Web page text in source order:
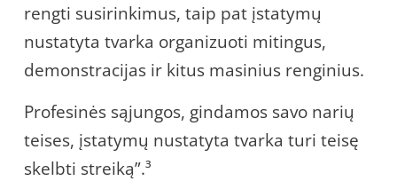
rengti susirinkimus, taip pat įstatymų
nustatyta tvarka organizuoti mitingus,
demonstracijas ir kitus masinius renginius.
Profesinės sąjungos, gindamos savo narių
teises, įstatymų nustatyta tvarka turi teisę
skelbti streiką”.³